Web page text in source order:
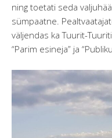
ning toetati seda
sümpaatne.
väljendas ka Tuurit-
“Parim esineja” ja